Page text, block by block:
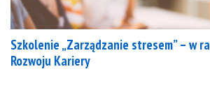
Szkolenie „Zarządzanie stresem” – w
Rozwoju Kariery